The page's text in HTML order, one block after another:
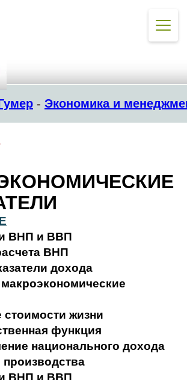
- Экономика и
ВНП и ВВП
ВНП
дохода
стоимости жизни
функция
национального дохода
ВНП и ВВП